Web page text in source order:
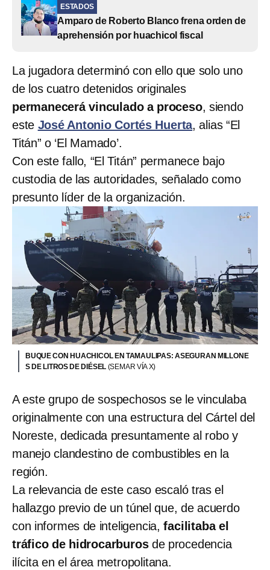
ESTADOS
Amparo de Roberto Blanco frena orden de
aprehensión por huachicol fiscal
La jugadora determinó con ello que solo uno
de los cuatro detenidos originales
permanecerá vinculado a proceso, siendo
este José Antonio Cortés Huerta, alias “El
Titán” o ‘El Mamado’.
Con este fallo, “El Titán” permanece bajo
custodia de las autoridades, señalado como
presunto líder de la organización.
BUQUE CON HUACHICOL EN TAMAULIPAS: ASEGURAN MILLONE
S DE LITROS DE DIÉSEL (SEMAR VÍA X)
A este grupo de sospechosos se le vinculaba
originalmente con una estructura del Cártel del
Noreste, dedicada presuntamente al robo y
manejo clandestino de combustibles en la
región.
La relevancia de este caso escaló tras el
hallazgo previo de un túnel que, de acuerdo
con informes de inteligencia,facilitaba el
tráfico de hidrocarburosde procedencia
ilícita en el área metropolitana.